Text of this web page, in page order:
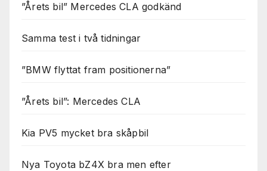
”Årets bil” Mercedes CLA godkänd
Samma test i två tidningar
”BMW flyttat fram positionerna”
”Årets bil”: Mercedes CLA
Kia PV5 mycket bra skåpbil
Nya Toyota bZ4X bra men efter